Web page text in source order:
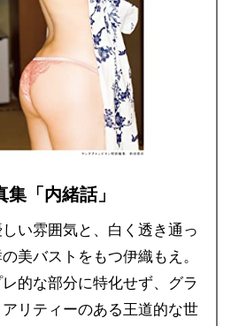
「内緒話」
い雰囲気と、白く透き通っ
美バストをもつ伊織もえ。
的な部分に特化せず、グラ
リティーのある王道的な世